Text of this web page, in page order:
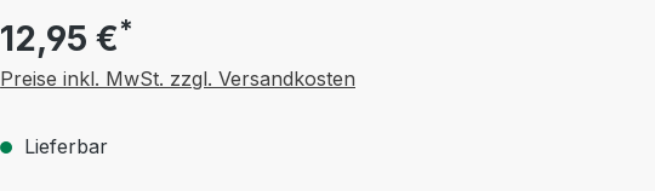
12,95 €*
Preise inkl. MwSt. zzgl. Versandkosten
Lieferbar